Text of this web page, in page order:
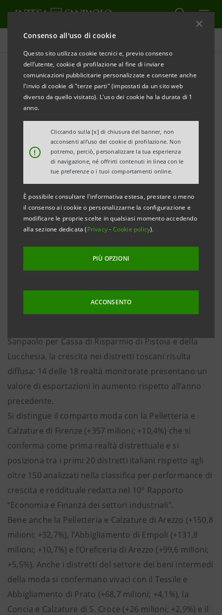
Consenso all'uso di cookie
Questo sito utilizza cookie tecnici e, previo consenso
dell’utente, cookie di profilazione al fine di inviare
comunicazioni pubblicitarie personalizzate e consente anche
l'invio di cookie di "terze parti" (impostati da un sito web
diverso da quello visitato). L'uso dei cookie ha la durata di 1
anno.
!
Cliccando sulla [x] di chiusura del banner, non
acconsenti all’uso dei cookie di profilazione. Non
potremo, perciò, personalizzare la tua esperienza
di navigazione, né offrirti contenuti in linea con le
tue preferenze o i tuoi comportamenti online.
È possibile consultare l'informativa estesa, prestare o meno
il consenso ai cookie o personalizzarne la configurazione e
modificare le proprie scelte in qualsiasi momento accedendo
alla sezione dedicata (Privacy- Cookie policy).
PIÙ OPZIONI
ACCONSENTO
Comunicati stampa
STAMPA AGGIORNA
COMUNICATO STAMPA
CASSA DI RISPARMIO DI PISTOIA E LUCCHESIA:
• Realizzato dalla Direzione Studi e Ricerche di
Intesa Sanpaolo per CR Pistoia e Lucchesia
• Dati al 31/12/2017
Pistoia, Lucca, Massa Carrara, 21 maggio 2018
– Il 2017
si conferma un anno di crescita per i distretti toscani
che realizzano esportazioni per 15,8 miliardi di euro,
in aumento rispetto al 2016 di oltre 1 miliardo, con
una variazione percentuale del 7,7% superiore alla
media nazionale del 5,3%.
Nell’analisi del Monitor dei Distretti della Toscana,
Sanpaolo per Cassa di Risparmio di Pistoia e della
Lucchesia, la crescita nei distretti toscani risulta
diffusa: 14 delle 18 realtà monitorate presentano un
valore di esportazioni in aumento rispetto all’anno
precedente.
Si distingue il comparto moda con la Pelletteria e
Calzature di Firenze (+357 milioni; +10,4%) che si
conferma come prima realtà distrettuale e si
posiziona tra i primi 20 distretti italiani rispetto agli
oltre 150 analizzati nella classifica per performance di
crescita e reddituale redatta nel 10° Rapporto
“Economia e Finanza dei settori industriali”.
Bene anche la Pelletteria e Calzature di Arezzo (+150,8
milioni; +32,7%), l’Abbigliamento di Empoli (+131,8
milioni; +10,7%) e l’Oreficeria di Arezzo (+99,6 milioni;
+5,5%). Anche i distretti del settore dei beni intermedi
della moda si confermano vivaci con il Tessile e
Abbigliamento di Prato (+68,7 milioni; +4,1%), la
Concia e Calzature di S. Croce (+26 milioni; +2,9%) e il